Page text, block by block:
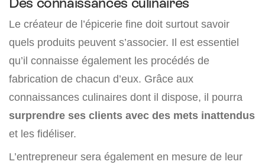
Le créateur de l’épicerie fine doit surtout savoir
quels produits peuvent s’associer. Il est essentiel
qu’il connaisse également les procédés de
fabrication de chacun d’eux. Grâce aux
connaissances culinaires dont il dispose, il pourra
surprendre ses clients avec des mets inattendus
et les fidéliser.
L’entrepreneur sera également en mesure de leur